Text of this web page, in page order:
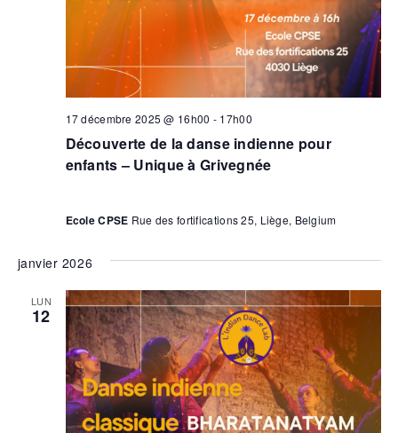
Découverte de la danse indienne pour
enfants – Unique à Grivegnée
17 décembre 2025 @ 16h00 - 17h00
Ecole CPSE Rue des fortifications 25, Liège, Belgium
janvier 2026
LUN
12